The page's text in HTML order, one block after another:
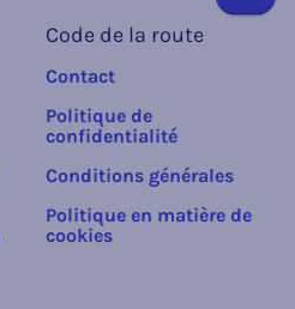
Code de la route
Contact
Politique de
confidentialité
Conditions générales
Politique en matière de
cookies